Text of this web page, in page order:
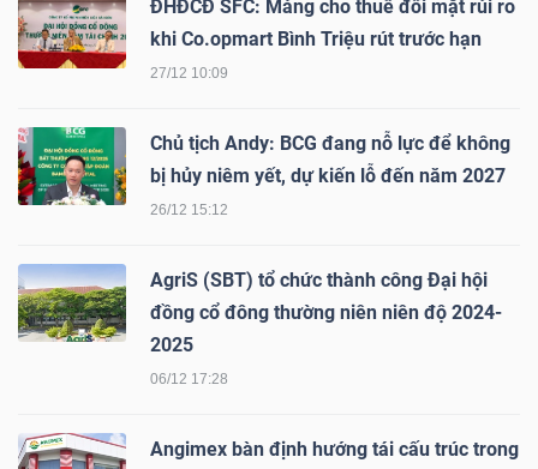
ĐHĐCĐ SFC: Mảng cho thuê đối mặt rủi ro
khi Co.opmart Bình Triệu rút trước hạn
27/12 10:09
Chủ tịch Andy: BCG đang nỗ lực để không
bị hủy niêm yết, dự kiến lỗ đến năm 2027
26/12 15:12
AgriS (SBT) tổ chức thành công Đại hội
đồng cổ đông thường niên niên độ 2024-
2025
06/12 17:28
Angimex bàn định hướng tái cấu trúc trong
CÔNG
CỤ
TƯ
XUẤT
DỮ
LIỆU
(-)